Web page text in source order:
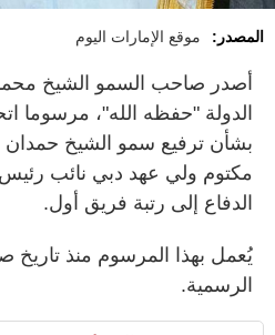
المصدر: موقع الإمارات اليوم
أصدر صاحب السمو الشيخ
بشأن ترفيع سمو الشيخ
مكتوم ولي عهد دبي نائب
الدفاع إلى رتبة فريق أول.
يُعمل بهذا المرسوم منذ تاريخ
الرسمية.